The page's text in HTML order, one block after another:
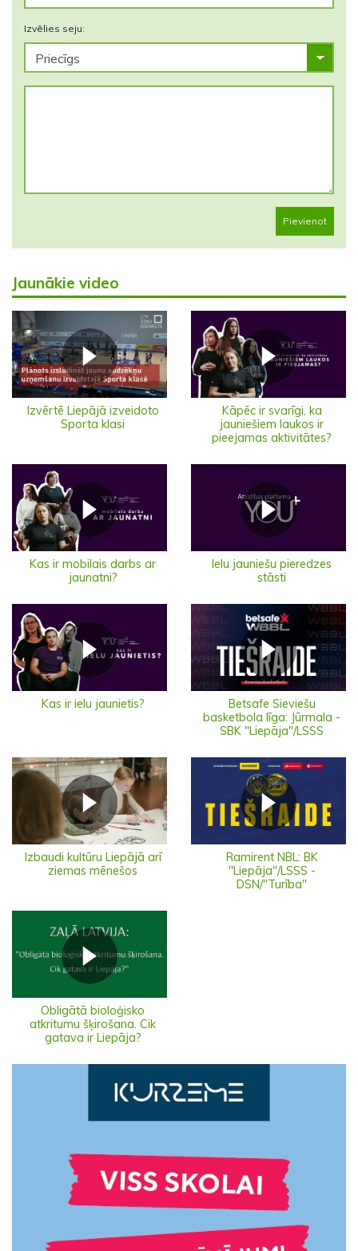
Izvēlies seju:
Pievienot
Jaunākie video
Izvērtē Liepājā izveidoto
Sporta klasi
Kāpēc ir svarīgi, ka
jauniešiem laukos ir
pieejamas aktivitātes?
Kas ir mobilais darbs ar
jaunatni?
Ielu jauniešu pieredzes
stāsti
Kas ir ielu jaunietis?
Betsafe Sieviešu
basketbola līga: Jūrmala -
SBK "Liepāja"/LSSS
Izbaudi kultūru Liepājā arī
ziemas mēnešos
Ramirent NBL: BK
"Liepāja"/LSSS -
DSN/"Turība"
Obligātā bioloģisko
atkritumu šķirošana. Cik
gatava ir Liepāja?